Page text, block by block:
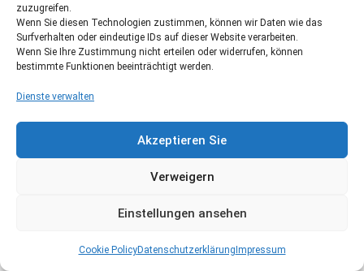
zuzugreifen.
Wenn Sie diesen Technologien zustimmen, können wir Daten wie das
Surfverhalten oder eindeutige IDs auf dieser Website verarbeiten.
Wenn Sie Ihre Zustimmung nicht erteilen oder widerrufen, können
bestimmte Funktionen beeinträchtigt werden.
Dienste verwalten
Akzeptieren Sie
Verweigern
Einstellungen ansehen
Cookie PolicyDatenschutzerklärung Impressum